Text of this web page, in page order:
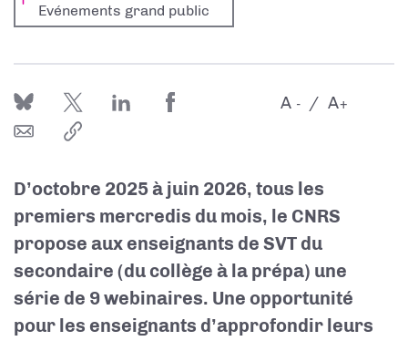
Evénements grand public
-
A +
A
D’octobre 2025 à juin 2026, tous les
premiers mercredis du mois, le CNRS
propose aux enseignants de SVT du
secondaire (du collège à la prépa) une
série de 9 webinaires. Une opportunité
pour les enseignants d’approfondir leurs